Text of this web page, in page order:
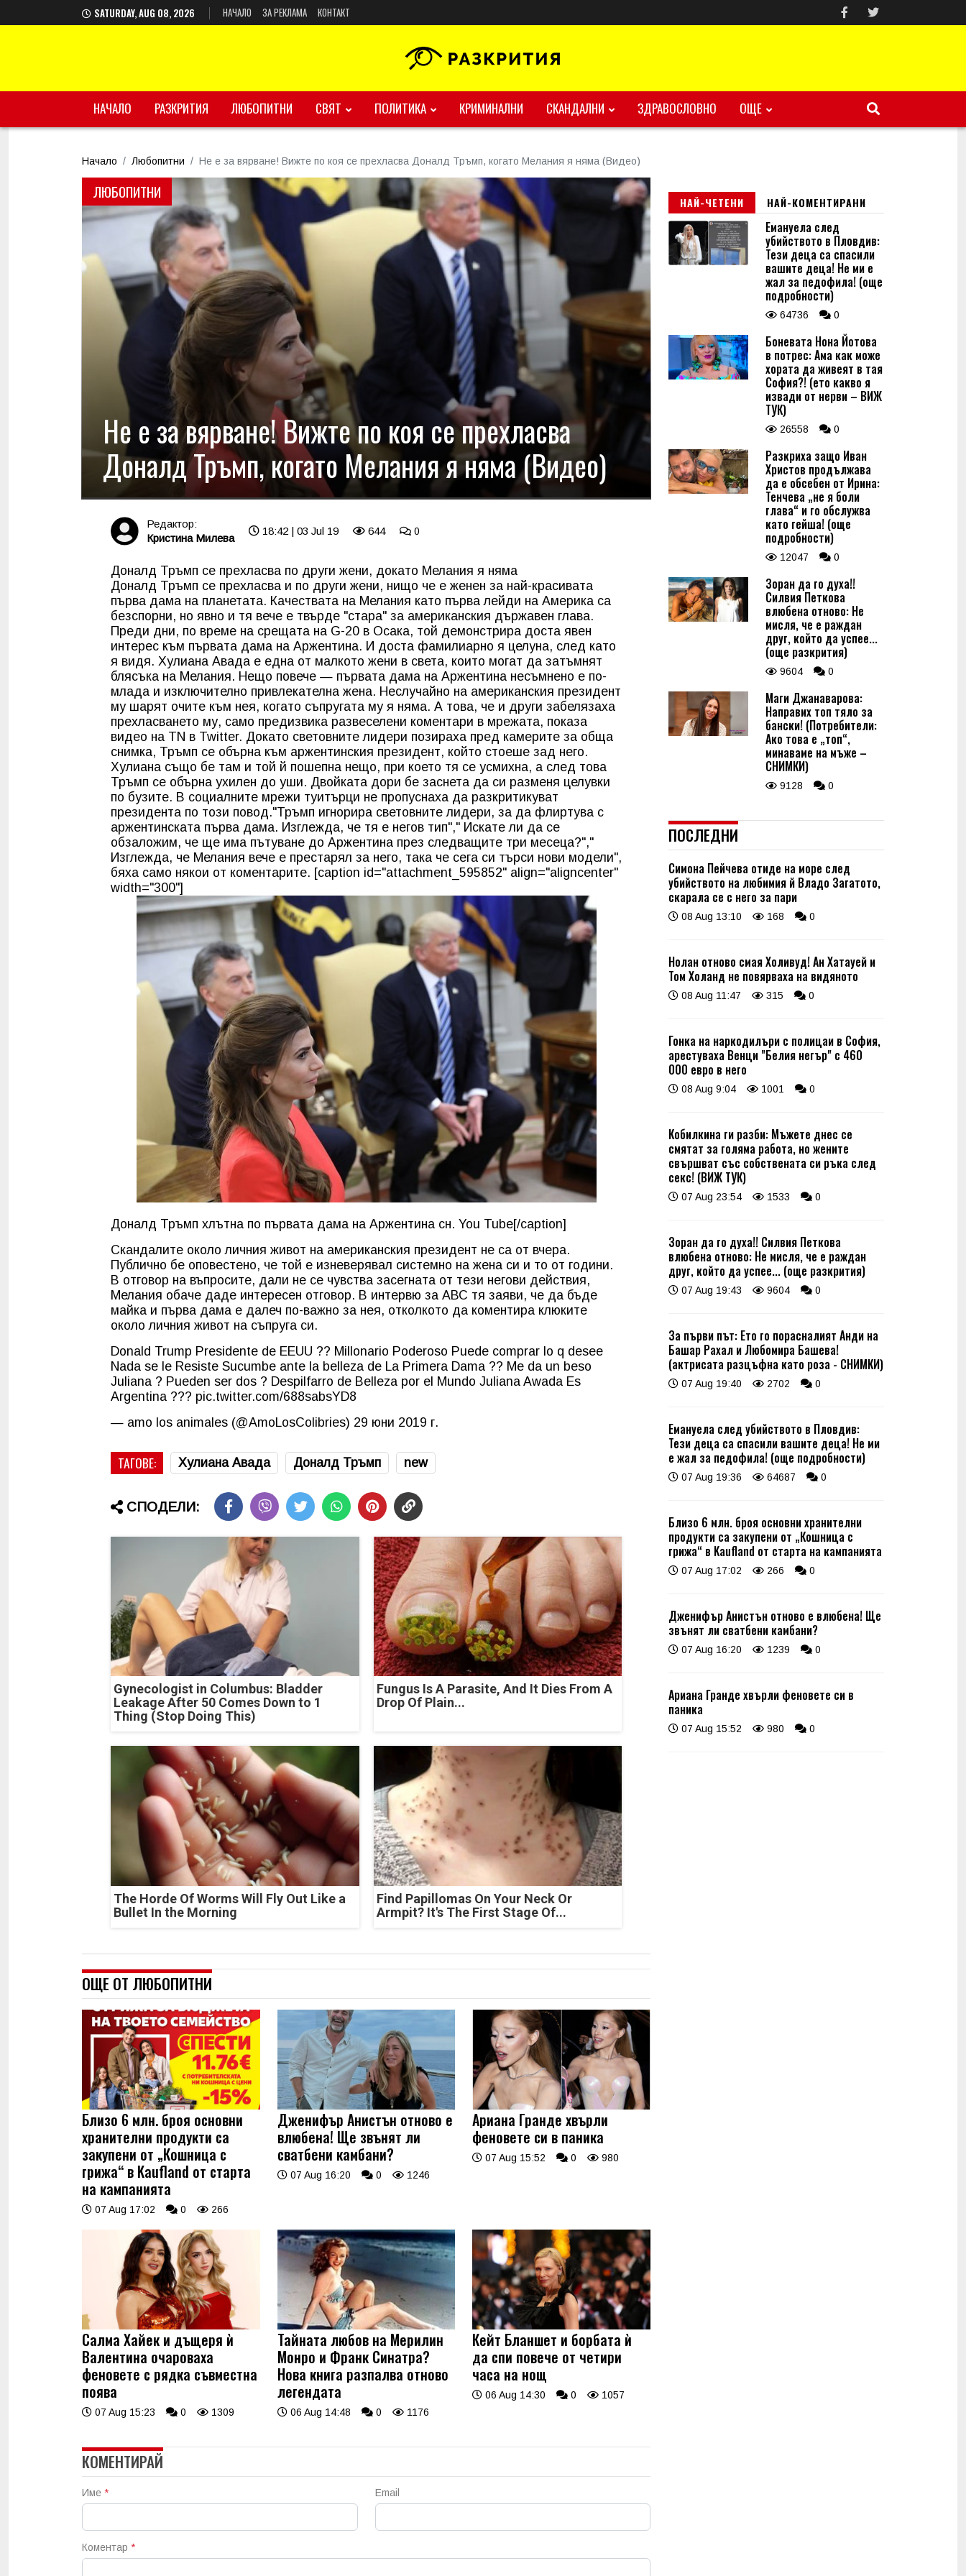
SATURDAY, AUG 08, 2026 НАЧАЛО ЗА РЕКЛАМА КОНТАКТ
НАЧАЛО РАЗКРИТИЯ ЛЮБОПИТНИ СВЯТ ПОЛИТИКА КРИМИНАЛНИ СКАНДАЛНИ ЗДРАВОСЛОВНО ОЩЕ
Начало Любопитни Не е за вярване! Вижте по коя се прехласва Доналд Тръмп, когато Мелания я няма (Видео)
ЛЮБОПИТНИ
Не е за вярване! Вижте по коя се прехласва
Доналд Тръмп, когато Мелания я няма (Видео)
Редактор:
Кристина Милева
18:42 | 03 Jul 19 644 0
Доналд Тръмп се прехласва по други жени, докато Мелания я няма
Доналд Тръмп се прехласва и по други жени, нищо че е женен за най-красивата
първа дама на планетата. Качествата на Мелания като първа лейди на Америка са
безспорни, но явно и тя вече е твърде "стара" за американския държавен глава.
Преди дни, по време на срещата на G-20 в Осака, той демонстрира доста явен
интерес към първата дама на Аржентина. И доста фамилиарно я целуна, след като
я видя. Хулиана Авада е една от малкото жени в света, които могат да затъмнят
блясъка на Мелания. Нещо повече — първата дама на Аржентина несъмнено е по-
млада и изключително привлекателна жена. Неслучайно на американския президент
му шарят очите към нея, когато съпругата му я няма. А това, че и други забелязаха
прехласването му, само предизвика развеселени коментари в мрежата, показа
видео на TN в Twitter. Докато световните лидери позираха пред камерите за обща
снимка, Тръмп се обърна към аржентинския президент, който стоеше зад него.
Хулиана също бе там и той й пошепна нещо, при което тя се усмихна, а след това
Тръмп се обърна ухилен до уши. Двойката дори бе заснета да си разменя целувки
по бузите. В социалните мрежи туитърци не пропуснаха да разкритикуват
президента по този повод."Тръмп игнорира световните лидери, за да флиртува с
аржентинската първа дама. Изглежда, че тя е негов тип"," Искате ли да се
обзаложим, че ще има пътуване до Аржентина през следващите три месеца?","
Изглежда, че Мелания вече е престарял за него, така че сега си търси нови модели",
бяха само някои от коментарите. [caption id="attachment_595852" align="aligncenter"
width="300"]
Доналд Тръмп хлътна по първата дама на Аржентина сн. You Tube[/caption]
Скандалите около личния живот на американския президент не са от вчера.
Публично бе оповестено, че той е изневерявал системно на жена си и то от години.
В отговор на въпросите, дали не се чувства засегната от тези негови действия,
Мелания обаче даде интересен отговор. В интервю за АВС тя заяви, че да бъде
майка и първа дама е далеч по-важно за нея, отколкото да коментира клюките
около личния живот на съпруга си.
Donald Trump Presidente de EEUU ?? Millonario Poderoso Puede comprar lo q desee
Nada se le Resiste Sucumbe ante la belleza de La Primera Dama ?? Me da un beso
Juliana ? Pueden ser dos ? Despilfarro de Belleza por el Mundo Juliana Awada Es
Argentina ??? pic.twitter.com/688sabsYD8
— amo los animales (@AmoLosColibries) 29 юни 2019 г.
ТАГОВЕ: Хулиана Авада Доналд Тръмп new
СПОДЕЛИ:
Gynecologist in Columbus: Bladder
Leakage After 50 Comes Down to 1
Thing (Stop Doing This)
Fungus Is A Parasite, And It Dies From A
Drop Of Plain...
The Horde Of Worms Will Fly Out Like a
Bullet In the Morning
Find Papillomas On Your Neck Or
Armpit? It's The First Stage Of...
ОЩЕ ОТ ЛЮБОПИТНИ
Близо 6 млн. броя основни
хранителни продукти са
закупени от „Кошница с
грижа“ в Kaufland от старта
на кампанията
07 Aug 17:02 0 266
Дженифър Анистън отново е
влюбена! Ще звънят ли
сватбени камбани?
07 Aug 16:20 0 1246
Ариана Гранде хвърли
феновете си в паника
07 Aug 15:52 0 980
Салма Хайек и дъщеря ѝ
Валентина очароваха
феновете с рядка съвместна
поява
07 Aug 15:23 0 1309
Тайната любов на Мерилин
Монро и Франк Синатра?
Нова книга разпалва отново
легендата
06 Aug 14:48 0 1176
Кейт Бланшет и борбата ѝ
да спи повече от четири
часа на нощ
06 Aug 14:30 0 1057
КОМЕНТИРАЙ
Име * Email
Коментар *
НАЙ-ЧЕТЕНИ НАЙ-КОМЕНТИРАНИ
Емануела след
убийството в Пловдив:
Тези деца са спасили
вашите деца! Не ми е
жал за педофила! (още
подробности)
64736 0
Боневата Нона Йотова
в потрес: Ама как може
хората да живеят в тая
София?! (ето какво я
извади от нерви – ВИЖ
ТУК)
26558 0
Разкриха защо Иван
Христов продължава
да е обсебен от Ирина:
Тенчева „не я боли
глава“ и го обслужва
като гейша! (още
подробности)
12047 0
Зоран да го духа!!
Силвия Петкова
влюбена отново: Не
мисля, че е раждан
друг, който да успее...
(още разкрития)
9604 0
Маги Джанаварова:
Направих топ тяло за
бански! (Потребители:
Ако това е „топ“,
минаваме на мъже –
СНИМКИ)
9128 0
ПОСЛЕДНИ
Симона Пейчева отиде на море след
убийството на любимия й Владо Загатото,
скарала се с него за пари
08 Aug 13:10 168 0
Нолан отново смая Холивуд! Ан Хатауей и
Том Холанд не повярваха на видяното
08 Aug 11:47 315 0
Гонка на наркодилъри с полицаи в София,
арестуваха Венци "Белия негър" с 460
000 евро в него
08 Aug 9:04 1001 0
Кобилкина ги разби: Мъжете днес се
смятат за голяма работа, но жените
свършват със собствената си ръка след
секс! (ВИЖ ТУК)
07 Aug 23:54 1533 0
Зоран да го духа!! Силвия Петкова
влюбена отново: Не мисля, че е раждан
друг, който да успее... (още разкрития)
07 Aug 19:43 9604 0
За първи път: Ето го порасналият Анди на
Башар Рахал и Любомира Башева!
(актрисата разцъфна като роза - СНИМКИ)
07 Aug 19:40 2702 0
Емануела след убийството в Пловдив:
Тези деца са спасили вашите деца! Не ми
е жал за педофила! (още подробности)
07 Aug 19:36 64687 0
Близо 6 млн. броя основни хранителни
продукти са закупени от „Кошница с
грижа“ в Kaufland от старта на кампанията
07 Aug 17:02 266 0
Дженифър Анистън отново е влюбена! Ще
звънят ли сватбени камбани?
07 Aug 16:20 1239 0
Ариана Гранде хвърли феновете си в
паника
07 Aug 15:52 980 0